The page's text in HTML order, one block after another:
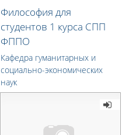
Философия для
студентов 1 курса СПП
ФППО
Кафедра гуманитарных и
социально-экономических
наук